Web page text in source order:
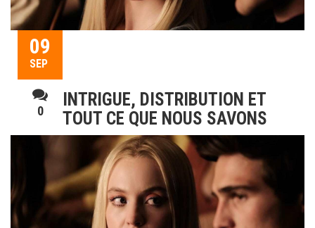
09
SEP
0
INTRIGUE, DISTRIBUTION ET
TOUT CE QUE NOUS SAVONS